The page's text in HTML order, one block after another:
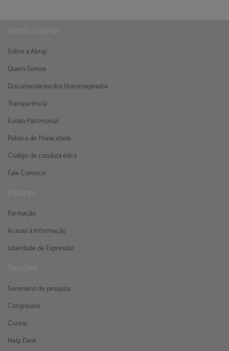
Sobre a Abraji
Quem Somos
Documentários dos Homenageados
Transparência
Fundo Patrimonial
Política de Privacidade
Código de conduta ética
Fale Conosco
Formação
Acesso à informação
Liberdade de Expressão
Seminário de pesquisa
Congressos
Cursos
Help Desk